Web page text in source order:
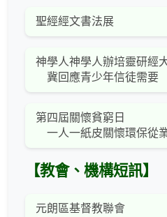
聖經經文書法展
神學人神學人辦培靈研經
冀回應青少年信徒需要
第四屆關懷貧窮日
一人一紙皮關懷環保從
【教會、機構短訊】
元朗區基督教聯會